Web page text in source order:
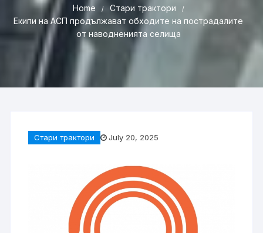
Home
Стари трактори
Екипи на АСП продължават обходите на пострадалите
от наводненията селища
Стари трактори July 20, 2025